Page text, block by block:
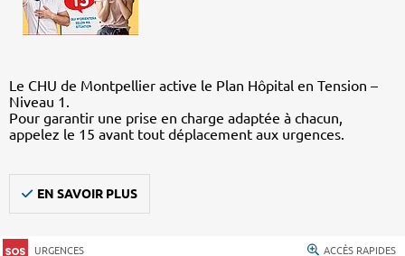
Le CHU de Montpellier active le Plan Hôpital en Tension –
Niveau 1.
Pour garantir une prise en charge adaptée à chacun,
appelez le 15 avant tout déplacement aux urgences.
EN SAVOIR PLUS
URGENCES ACCÈS RAPIDES